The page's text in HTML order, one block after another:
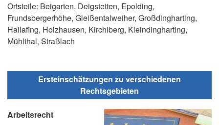
Ortsteile: Beigarten, Deigstetten, Epolding,
Frundsbergerhöhe, Gleißentalweiher, Großdingharting,
Hailafing, Holzhausen, Kirchlberg, Kleindingharting,
Mühlthal, Straßlach
Ersteinschätzungen zu verschiedenen
Rechtsgebieten
Arbeitsrecht